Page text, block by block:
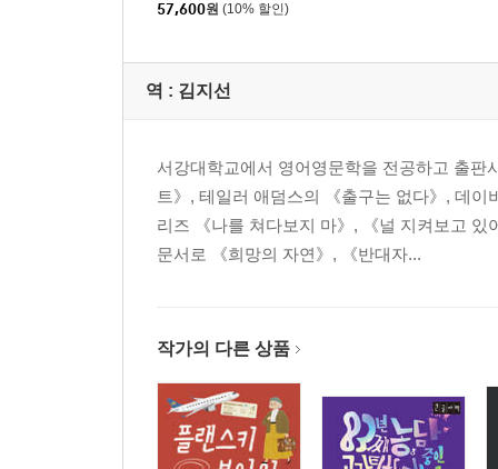
57,600원 (10% 할인)
역 : 김지선
서강대학교에서 영어영문학을 전공하고 출
트》, 테일러 애덤스의 《출구는 없다》, 데
리즈 《나를 쳐다보지 마》, 《널 지켜보고
문서로 《희망의 자연》, 《반대자...
작가의 다른 상품